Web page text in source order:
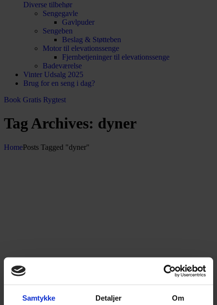
Samtykke Detaljer Om
Diverse tilbehør
Sengegavle
Gavlpuder
Sengeben
Beslag & Støtteben
Motor til elevationssenge
Fjernbetjeninger til elevationssenge
Badeværelse
Vinter Udsalg 2025
Brug for en seng i dag?
Book Gratis Rygtest
Tag Archives: dyner
HomePosts Tagged "dyner"